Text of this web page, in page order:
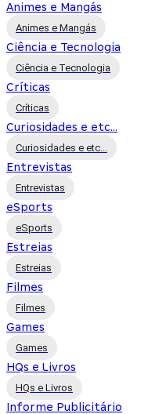
Animes e Mangás
Animes e Mangás
Ciência e Tecnologia
Ciência e Tecnologia
Críticas
Críticas
Curiosidades e etc...
Curiosidades e etc...
Entrevistas
Entrevistas
eSports
eSports
Estreias
Estreias
Filmes
Filmes
Games
Games
HQs e Livros
HQs e Livros
Informe Publicitário